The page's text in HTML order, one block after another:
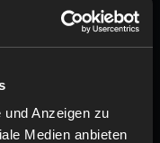
Anzeigen zu
Medien anbieten